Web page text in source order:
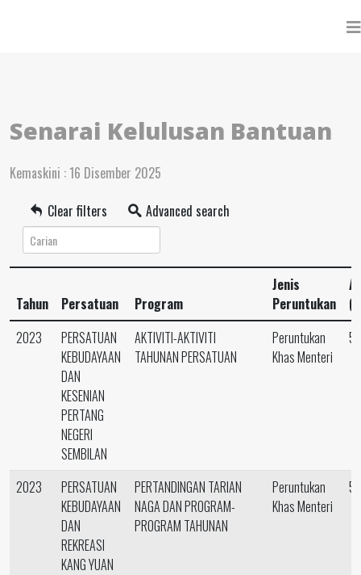
Senarai Kelulusan Bantuan
Kemaskini : 16 Disember 2025
Clear filters
Advanced search
Tahun Persatuan Program
Jenis
Peruntukan
2023
PERSATUAN
KEBUDAYAAN
DAN
KESENIAN
PERTANG
NEGERI
SEMBILAN
AKTIVITI-AKTIVITI
TAHUNAN PERSATUAN
Peruntukan
Khas Menteri
2023
PERSATUAN
KEBUDAYAAN
DAN
REKREASI
KANG YUAN
PERTANDINGAN TARIAN
NAGA DAN PROGRAM-
PROGRAM TAHUNAN
Peruntukan
Khas Menteri